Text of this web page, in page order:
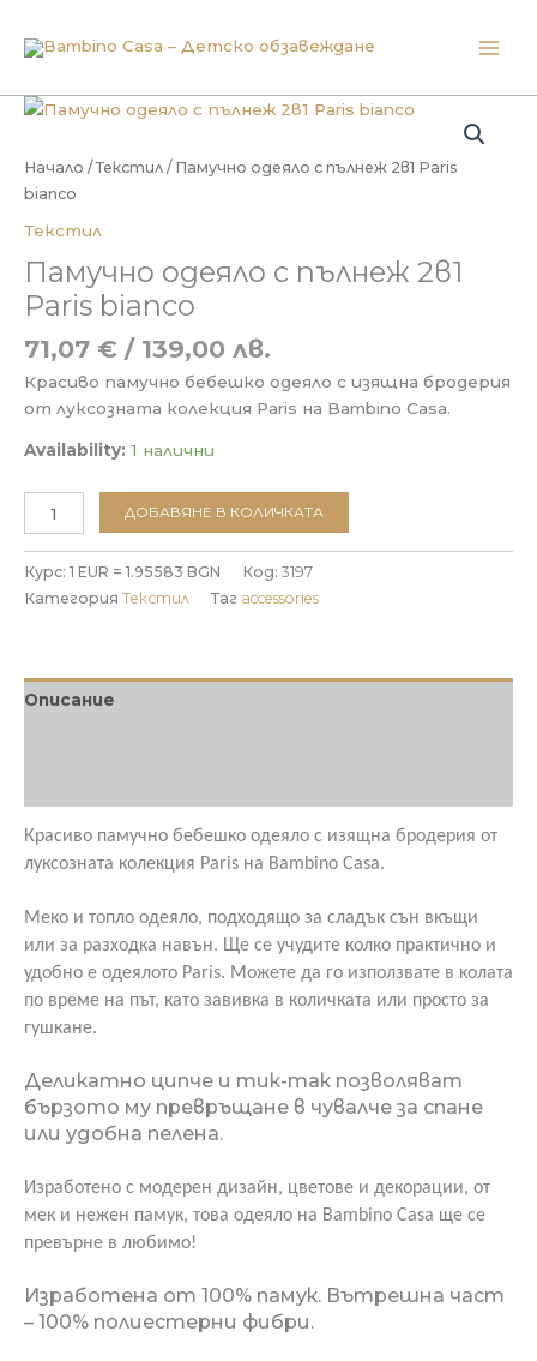
Начало /Текстил / Памучно одеяло с пълнеж 2в1 Paris
bianco
Текстил
Памучно одеяло с пълнеж 2в1
Paris bianco
71,07 € / 139,00 лв.
Красиво памучно бебешко одеяло с изящна бродерия
от луксозната колекция Paris на Bambino Casa.
Availability: 1 налични
количество
за
Памучно
одеяло
с
ДОБАВЯНЕ В КОЛИЧКАТА
Курс: 1 EUR = 1.95583 BGN Код: 3197
Категория Текстил Таг accessories
Описание
Красиво памучно бебешко одеяло с изящна бродерия от
луксозната колекция Paris на Bambino Casa.
Меко и топло одеяло, подходящо за сладък сън вкъщи
или за разходка навън. Ще се учудите колко практично и
удобно е одеялото Paris. Можете да го използвате в колата
по време на път, като завивка в количката или просто за
гушкане.
Деликатно ципче и тик-так позволяват
бързото му превръщане в чувалче за спане
или удобна пелена.
Изработено с модерен дизайн, цветове и декорации, от
мек и нежен памук, това одеяло на Bambino Casa ще се
превърне в любимо!
Изработена от 100% памук. Вътрешна част
– 100% полиестерни фибри.